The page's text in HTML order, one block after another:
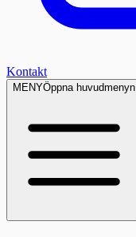
Kontakt
MENYÖppna huvudmenyn